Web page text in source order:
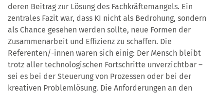
deren Beitrag zur Lösung des Fachkräftemangels. Ein
zentrales Fazit war, dass KI nicht als Bedrohung, sondern
als Chance gesehen werden sollte, neue Formen der
Zusammenarbeit und Effizienz zu schaffen. Die
Referenten/-innen waren sich einig: Der Mensch bleibt
trotz aller technologischen Fortschritte unverzichtbar –
sei es bei der Steuerung von Prozessen oder bei der
kreativen Problemlösung. Die Anforderungen an den